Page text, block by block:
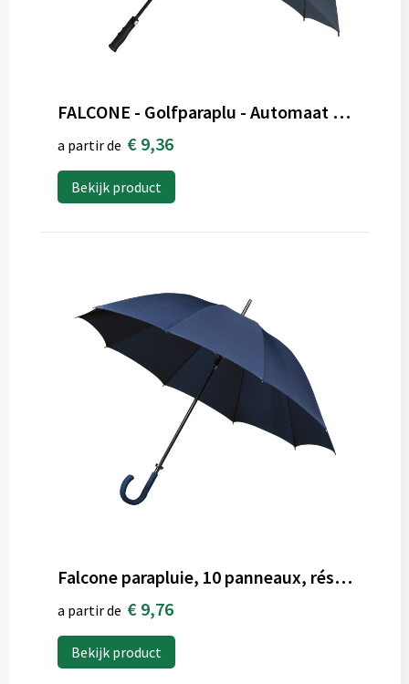
FALCONE - Golfparaplu - Automaat - Windproof - 130 cm
a partir de € 9,36
Bekijk product
Falcone parapluie, 10 panneaux, résistant au vent
a partir de € 9,76
Bekijk product